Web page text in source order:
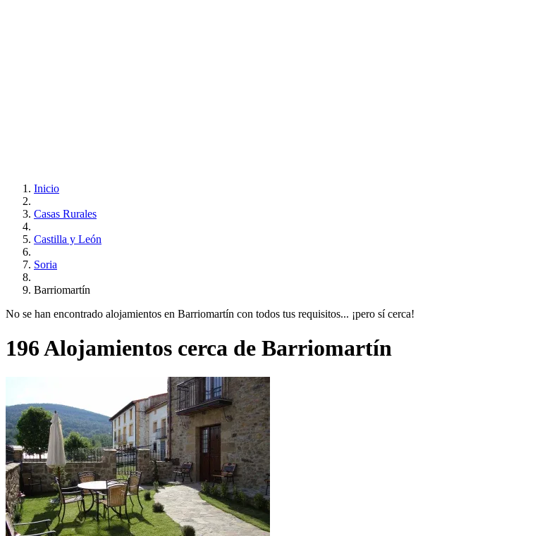
Inicio
Casas Rurales
Castilla y León
Soria
Barriomartín
No se han encontrado alojamientos en Barriomartín con todos tus requisitos... ¡pero sí cerca!
196 Alojamientos cerca de Barriomartín